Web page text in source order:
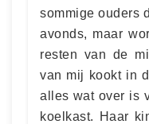
sommige ouders
avonds, maar
resten van de
van mij kookt in
alles wat over is
koelkast. Haar